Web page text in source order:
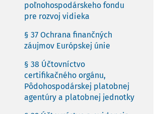
poľnohospodárskeho fondu
pre rozvoj vidieka
§ 37 Ochrana finančných
záujmov Európskej únie
§ 38 Účtovníctvo
certifikačného orgánu,
Pôdohospodárskej platobnej
agentúry a platobnej jednotky